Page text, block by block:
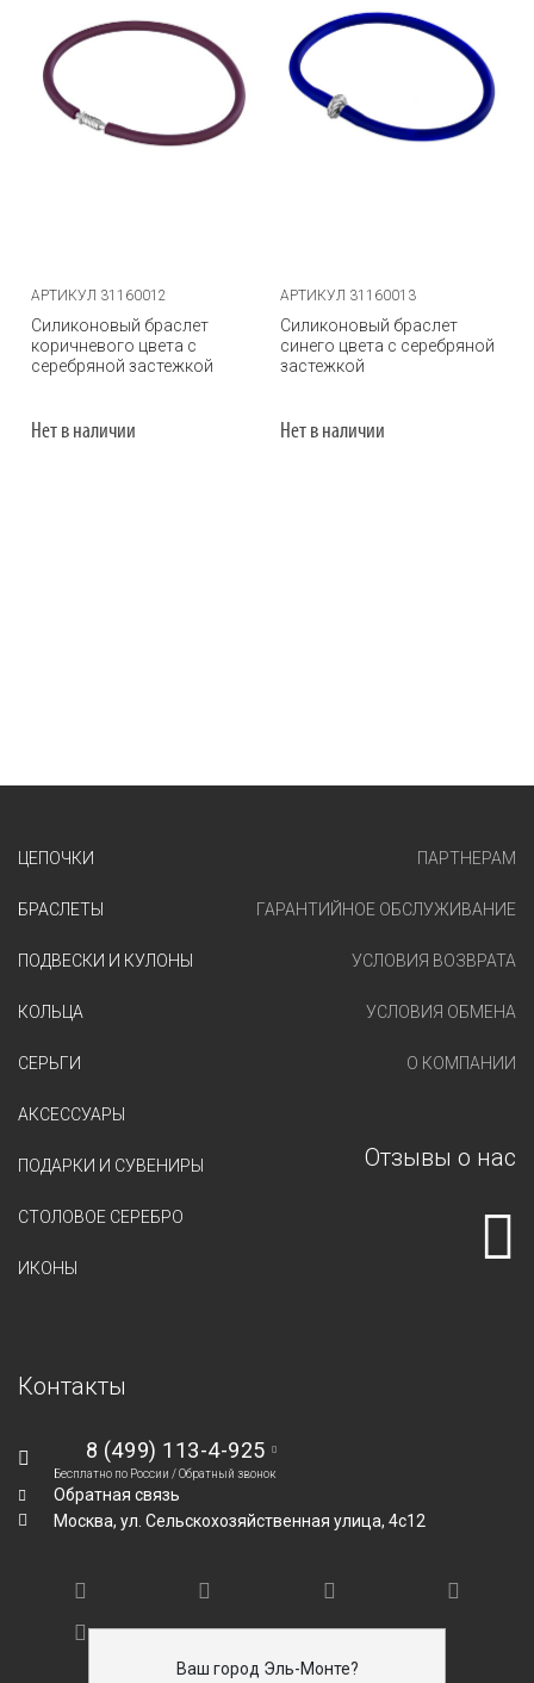
Ваш город Эль-Монте?
АРТИКУЛ 31160012
Силиконовый браслет
коричневого цвета с
серебряной застежкой
Нет в наличии
АРТИКУЛ 31160013
Силиконовый браслет
синего цвета с серебряной
застежкой
Нет в наличии
ЦЕПОЧКИ
БРАСЛЕТЫ
ПОДВЕСКИ И КУЛОНЫ
КОЛЬЦА
СЕРЬГИ
АКСЕССУАРЫ
ПОДАРКИ И СУВЕНИРЫ
СТОЛОВОЕ СЕРЕБРО
ИКОНЫ
ПАРТНЕРАМ
ГАРАНТИЙНОЕ ОБСЛУЖИВАНИЕ
УСЛОВИЯ ВОЗВРАТА
УСЛОВИЯ ОБМЕНА
О КОМПАНИИ
Отзывы о нас
Контакты
8 (499) 113-4-925
Бесплатно по России /Обратный звонок
Обратная связь
Москва, ул. Сельскохозяйственная улица, 4с12